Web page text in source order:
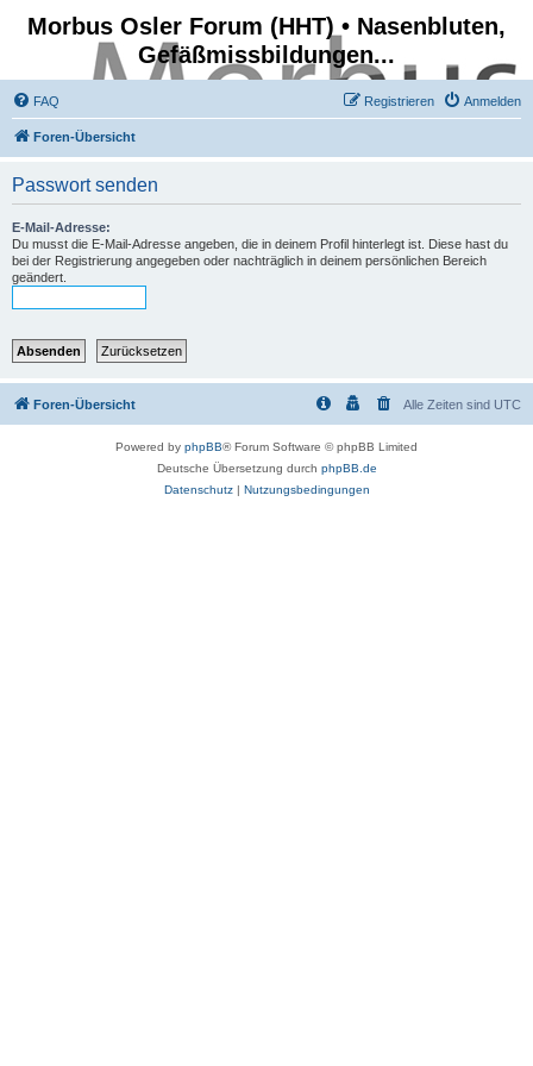
Morbus Osler Forum (HHT) • Nasenbluten,
Gefäßmissbildungen...
FAQ Anmelden
Registrieren
Foren-Übersicht
Passwort senden
E-Mail-Adresse:
Du musst die E-Mail-Adresse angeben, die in deinem Profil hinterlegt ist. Diese hast du
bei der Registrierung angegeben oder nachträglich in deinem persönlichen Bereich
geändert.
Foren-Übersicht Alle Zeiten sind UTC
Powered by phpBB® Forum Software © phpBB Limited
Deutsche Übersetzung durch phpBB.de
Datenschutz| Nutzungsbedingungen